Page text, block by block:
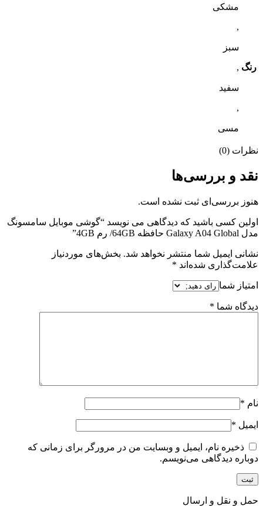
رنگ
مشکی
,
سبز
,
سفید
,
مسی
نظرات (0)
نقد و بررسی‌ها
هنوز بررسی‌ای ثبت نشده است.
اولین کسی باشید که دیدگاهی می نویسد “گوشی موبایل سامسونگ
مدل Galaxy A04 Global حافظه 64GB/ رم 4GB”
نشانی ایمیل شما منتشر نخواهد شد. بخش‌های موردنیاز
علامت‌گذاری شده‌اند *
امتیاز شما
دیدگاه شما *
نام *
ایمیل *
ذخیره نام، ایمیل و وبسایت من در مرورگر برای زمانی که
دوباره دیدگاهی می‌نویسم.
حمل و نقل و ارسال